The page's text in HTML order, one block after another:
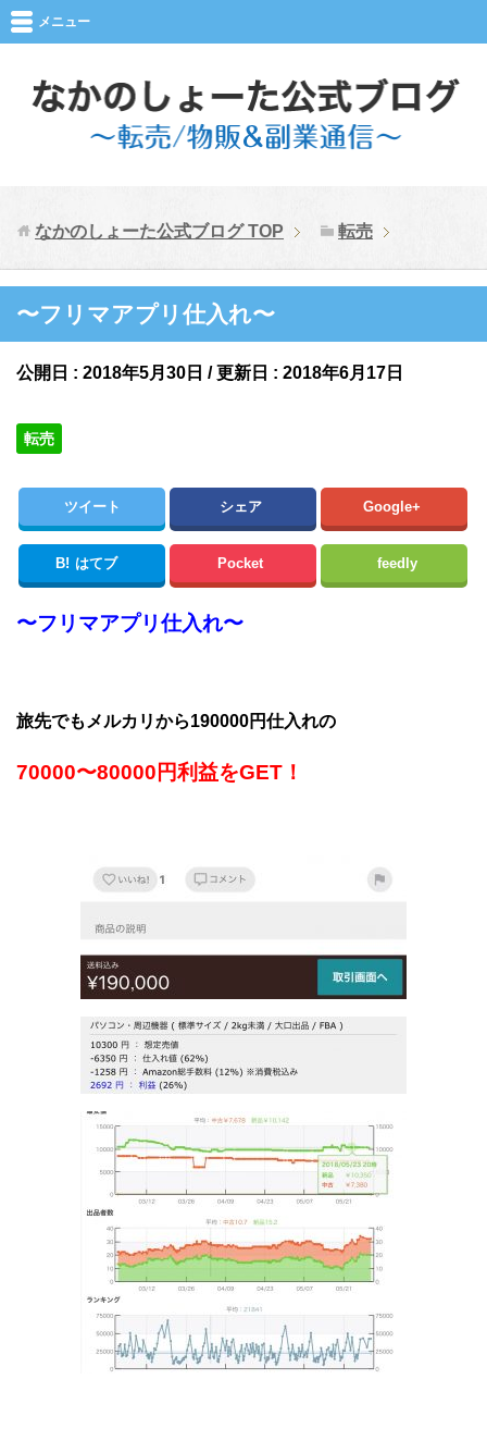
メニュー
なかのしょーた公式ブログTOP 転売
〜フリマアプリ仕入れ〜
公開日 : 2018年5月30日 / 更新日 : 2018年6月17日
転売
ツイート シェア Google+
B! はてブ Pocket feedly
〜フリマアプリ仕入れ〜
旅先でもメルカリから190000円仕入れの
70000〜80000円利益をGET！